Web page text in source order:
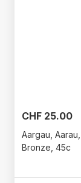
CHF 25.00
Aargau,
Bronze, 45c